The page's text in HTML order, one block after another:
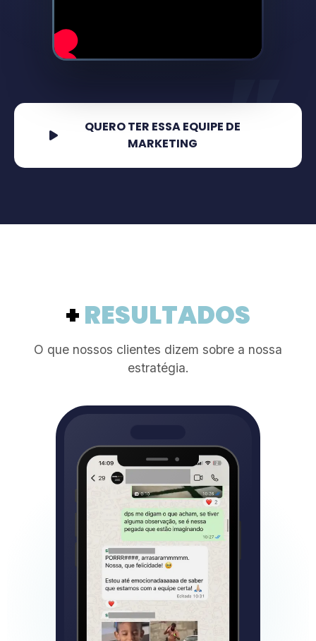
“
QUERO TER ESSA EQUIPE DE
MARKETING
+RESULTADOS
O que nossos clientes dizem sobre a nossa
estratégia.